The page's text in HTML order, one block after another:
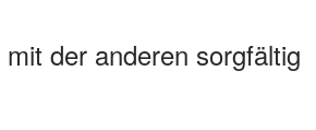
der anderen sorgfältig